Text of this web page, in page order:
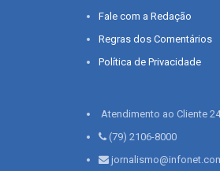
Fale com a Redação
Regras dos Comentários
Política de Privacidade
Atendimento ao Cliente
(79) 2106-8000